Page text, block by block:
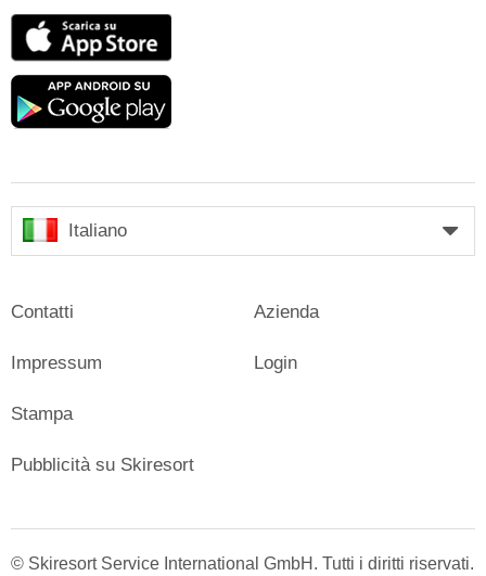
Google
Italiano
Contatti
Impressum
Stampa
Azienda
Login
Pubblicità su Skiresort
© Skiresort Service International GmbH. Tutti i diritti riservati.